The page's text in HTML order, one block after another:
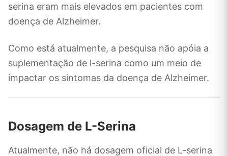
serina eram mais elevados em pacientes com
doença de Alzheimer.
Como está atualmente, a pesquisa não apóia a
suplementação de l-serina como um meio de
impactar os sintomas da doença de Alzheimer.
Dosagem de L-Serina
Atualmente, não há dosagem oficial de L-serina